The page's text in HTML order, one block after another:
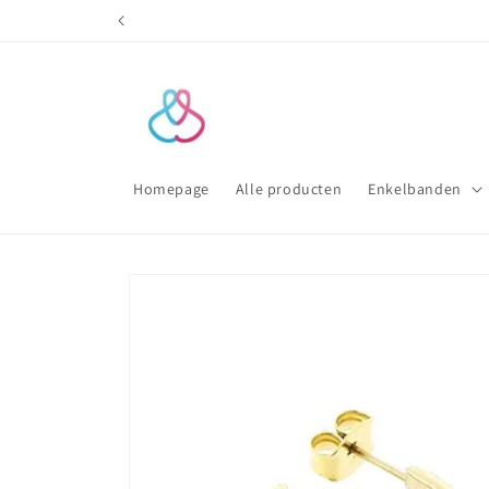
Homepage Alle producten Enkelbanden